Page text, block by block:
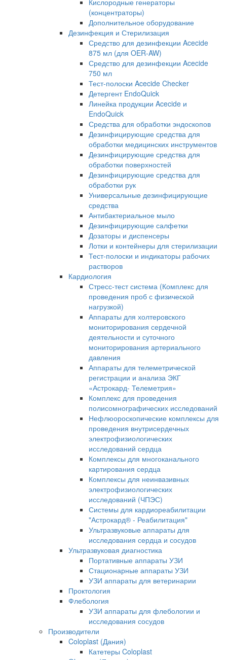
Кислородные генераторы
(концентраторы)
Дополнительное оборудование
Дезинфекция и Стерилизация
Средство для дезинфекции Acecide
875 мл (для OER-AW)
Средство для дезинфекции Acecide
750 мл
Тест-полоски Acecide Checker
Детергент EndoQuick
Линейка продукции Acecide и
EndoQuick
Средства для обработки эндоскопов
Дезинфицирующие средства для
обработки медицинских инструментов
Дезинфицирующие средства для
обработки поверхностей
Дезинфицирующие средства для
обработки рук
Универсальные дезинфицирующие
средства
Антибактериальное мыло
Дезинфицирующие салфетки
Дозаторы и диспенсеры
Лотки и контейнеры для стерилизации
Тест-полоски и индикаторы рабочих
растворов
Кардиология
Стресс-тест система (Комплекс для
проведения проб с физической
нагрузкой)
Аппараты для холтеровского
мониторирования сердечной
деятельности и суточного
мониторирования артериального
давления
Аппараты для телеметрической
регистрации и анализа ЭКГ
«Астрокард- Телеметрия»
Комплекс для проведения
полисомнографических исследований
Нефлюороскопические комплексы для
проведения внутрисердечных
электрофизиологических
исследований сердца
Комплексы для многоканального
картирования сердца
Комплексы для неинвазивных
электрофизиологических
исследований (ЧПЭС)
Системы для кардиореабилитации
"Астрокард® - Реабилитация"
Ультразвуковые аппараты для
исследования сердца и сосудов
Ультразвуковая диагностика
Портативные аппараты УЗИ
Стационарные аппараты УЗИ
УЗИ аппараты для ветеринарии
Проктология
Флебология
УЗИ аппараты для флебологии и
исследования сосудов
Производители
Coloplast (Дания)
Катетеры Coloplast